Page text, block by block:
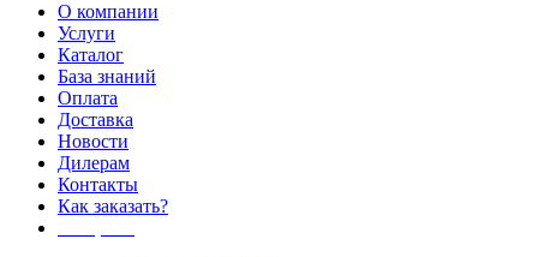
О компании
Услуги
Каталог
База знаний
Оплата
Доставка
Новости
Дилерам
Контакты
Как заказать?